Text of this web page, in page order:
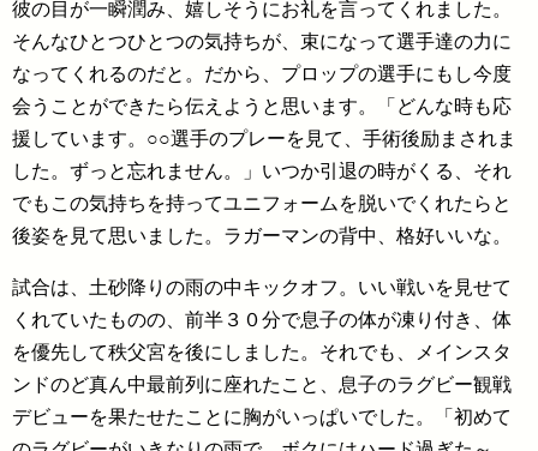
彼の目が一瞬潤み、嬉しそうにお礼を言ってくれました。
そんなひとつひとつの気持ちが、束になって選手達の力に
なってくれるのだと。だから、プロップの選手にもし今度
会うことができたら伝えようと思います。「どんな時も応
援しています。○○選手のプレーを見て、手術後励まされま
した。ずっと忘れません。」いつか引退の時がくる、それ
でもこの気持ちを持ってユニフォームを脱いでくれたらと
後姿を見て思いました。ラガーマンの背中、格好いいな。
試合は、土砂降りの雨の中キックオフ。いい戦いを見せて
くれていたものの、前半３０分で息子の体が凍り付き、体
を優先して秩父宮を後にしました。それでも、メインスタ
ンドのど真ん中最前列に座れたこと、息子のラグビー観戦
デビューを果たせたことに胸がいっぱいでした。「初めて